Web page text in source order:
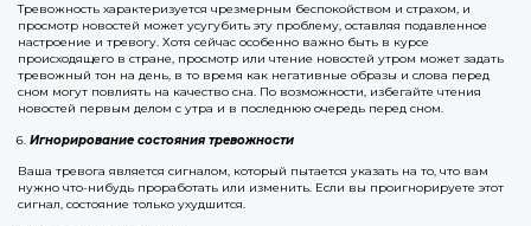
Тревожность характеризуется чрезмерным беспокойством и страхом, и
просмотр новостей может усугубить эту проблему, оставляя подавленное
настроение и тревогу. Хотя сейчас особенно важно быть в курсе
происходящего в стране, просмотр или чтение новостей утром может задать
тревожный тон на день, в то время как негативные образы и слова перед
сном могут повлиять на качество сна. По возможности, избегайте чтения
новостей первым делом с утра и в последнюю очередь перед сном.
Игнорирование состояния тревожности
Ваша тревога является сигналом, который пытается указать на то, что вам
нужно что-нибудь проработать или изменить. Если вы проигнорируете этот
сигнал, состояние только ухудшится.